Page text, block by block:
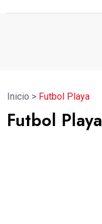
Inicio > Futbol Playa
Futbol Playa